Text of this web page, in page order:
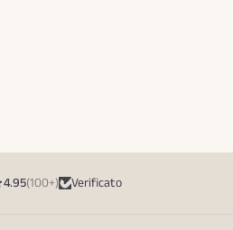
4.95(100+) Verificato